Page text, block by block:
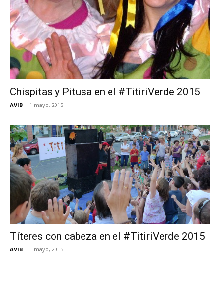
Chispitas y Pitusa en el #TitiriVerde 2015
AVIB - 1 mayo, 2015
Títeres con cabeza en el #TitiriVerde 2015
AVIB - 1 mayo, 2015